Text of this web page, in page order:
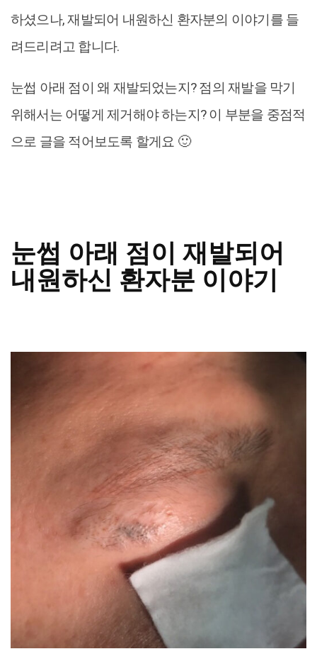
하셨으나, 재발되어 내원하신 환자분의 이야기를 들
려드리려고 합니다.
눈썹 아래 점이 왜 재발되었는지? 점의 재발을 막기
위해서는 어떻게 제거해야 하는지? 이 부분을 중점적
으로 글을 적어보도록 할게요 🙂
눈썹 아래 점이 재발되어
내원하신 환자분 이야기